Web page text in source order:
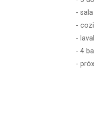
-
-
-
- 4
-